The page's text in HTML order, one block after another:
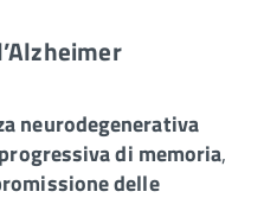
neurodegenerativa
di memoria,
delle